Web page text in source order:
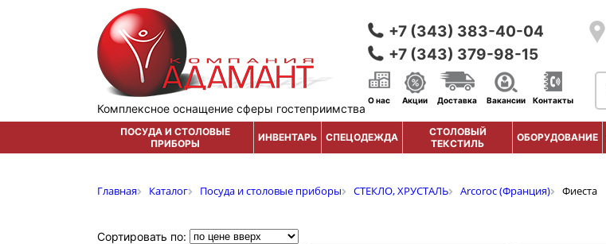
Комплексное оснащение сферы гостеприимства
+7 (343) 383-40-04
+7 (343) 379-98-15
О нас Акции Доставка Вакансии Контакты
ПОСУДА И СТОЛОВЫЕ
ПРИБОРЫ
ИНВЕНТАРЬ СПЕЦОДЕЖДА
СТОЛОВЫЙ
ТЕКСТИЛЬ
ОБОРУДОВАНИЕ
Главная Каталог Посуда и столовые приборы СТЕКЛО, ХРУСТАЛЬ Arcoroc (Франция) Фиеста
Сортировать по: